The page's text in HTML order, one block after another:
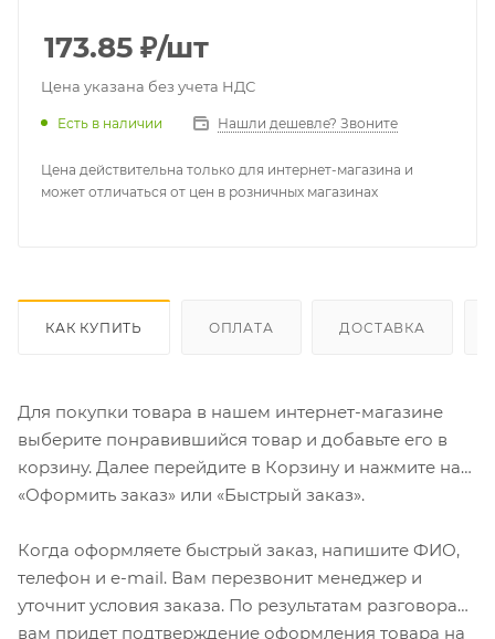
173.85 ₽/шт
Цена указана без учета НДС
Есть в наличии Нашли дешевле? Звоните
Цена действительна только для интернет-магазина и
может отличаться от цен в розничных магазинах
КАК КУПИТЬ ОПЛАТА ДОСТАВКА
Для покупки товара в нашем интернет-магазине
выберите понравившийся товар и добавьте его в
корзину. Далее перейдите в Корзину и нажмите на
«Оформить заказ» или «Быстрый заказ».
Когда оформляете быстрый заказ, напишите ФИО,
телефон и e-mail. Вам перезвонит менеджер и
уточнит условия заказа. По результатам разговора
вам придет подтверждение оформления товара на